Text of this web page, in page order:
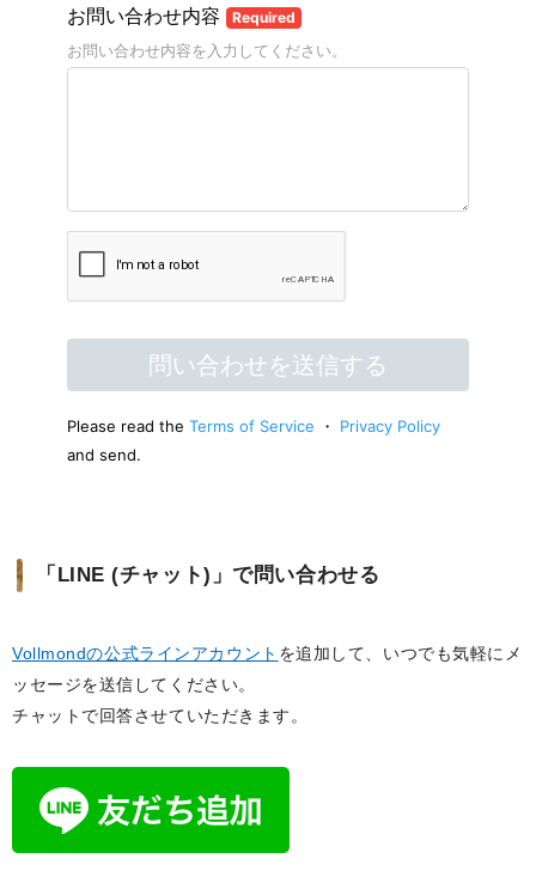
「LINE (チャット)」で問い合わせる
Vollmondの公式ラインアカウント を追加して、いつでも気軽にメ
ッセージを送信してください。
チャットで回答させていただきます。